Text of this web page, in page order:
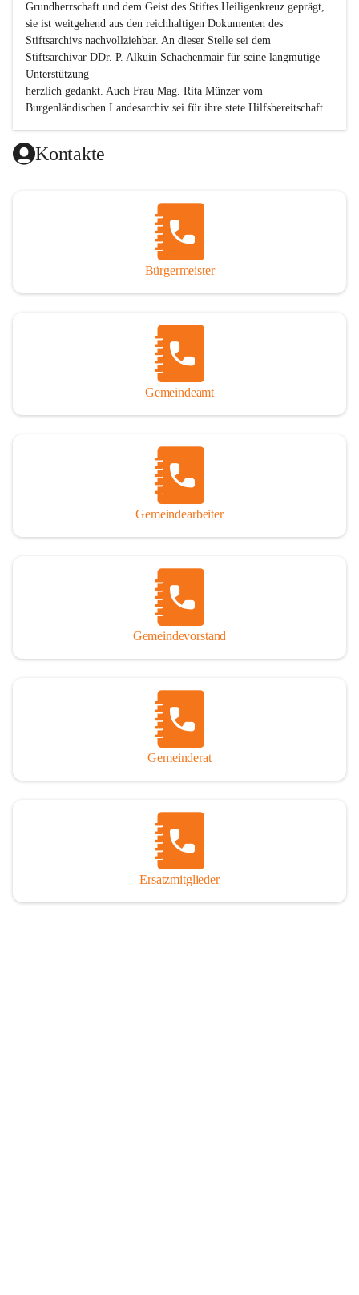
Grundherrschaft und dem Geist des Stiftes Heiligenkreuz geprägt,
sie ist weitgehend aus den reichhaltigen Dokumenten des
Stiftsarchivs nachvollziehbar. An dieser Stelle sei dem
Stiftsarchivar DDr. P. Alkuin Schachenmair für seine langmütige
Unterstützung
herzlich gedankt. Auch Frau Mag. Rita Münzer vom
Burgenländischen Landesarchiv sei für ihre stete Hilfsbereitschaft
Dank gilt den Textautoren dieser Chronik, dem kleinen
Redaktionsteam, für die gute Zusammenarbeit.
gedankt werden, die durch ihre Erinnerungen, Informationen und
durch das Überlassen von Fotos und Dokumenten zum Gesamtbild
dieses Buches wesentlich beigetragen haben.
Der Zeitdruck war enorm, um das Werk auch zeitgerecht für das
Jubiläumsjahr abschließen zu können. Daher mag um Nachsicht
Ausführlichkeit behandelt erscheinen, oder auch der eine oder
andere Fehler unterlief. Die Autoren haben nach ihren
individuellen Möglichkeiten mit bestem Wissen und Gewissen
Andreas Rohatsch wurde auf das System der Fußnoten verzichtet.
Wo eine genaue Quellenangabe sinnvoll und notwendig erschien,
sind die entsprechenden Quellenhinweise in den fließenden Text
eingearbeitet. Der leichteren Lesbarkeit halber ist auch von einer
streng gendergerechten Ausdrucksform Abstand genommen
So darf ich Sie zu einer interessanten, vergnüglichen und
manchmal auch nachdenklich machenden Zeitreise durch die
Jahrhunderte, ja Jahrtausende alte Geschichte von der Steinzeit
einladen.
Kontakte
Bürgermeister
Gemeindeamt
Gemeindearbeiter
Gemeindevorstand
Gemeinderat
Ersatzmitglieder